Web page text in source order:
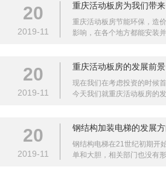
20
2019-11
重庆活动板房为我们带
重庆活动板房节能环保，造
影响，在各个地方都能安装
20
2019-11
重庆活动板房的发展前景
现在我们在考虑投资的时候
今天我们就重庆活动板房的
20
2019-11
钢结构加装电梯的发展方
钢结构电梯在21世纪初期开
单和大胆，相关部门也没有